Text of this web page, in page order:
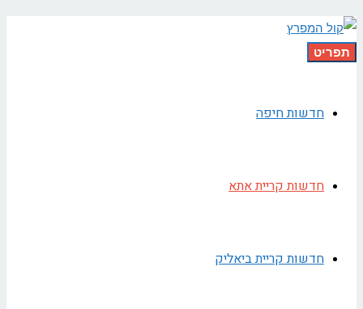
תפריט
חדשות חיפה
חדשות קריית אתא
חדשות קריית ביאליק